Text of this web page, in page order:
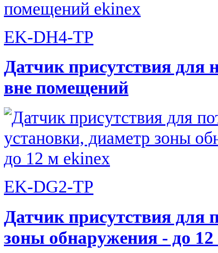
EK-DH4-TP
Датчик присутствия для
вне помещений
EK-DG2-TP
Датчик присутствия для
зоны обнаружения - до